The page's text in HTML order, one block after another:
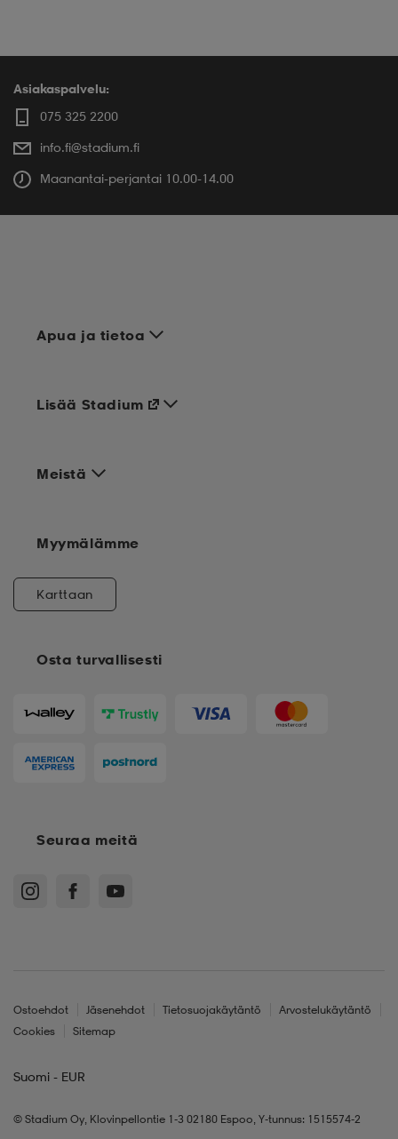
Asiakaspalvelu:
075 325 2200
info.fi@stadium.fi
Maanantai-perjantai 10.00-14.00
Apua ja tietoa
Meistä
Osta turvallisesti
Lisää Stadium
Myymälämme
Karttaan
Seuraa meitä
Ostoehdot Jäsenehdot Tietosuojakäytäntö
Arvostelukäytäntö
Cookies
Sitemap
Suomi - EUR
© Stadium Oy, Klovinpellontie 1-3 02180 Espoo, Y-tunnus: 1515574-2